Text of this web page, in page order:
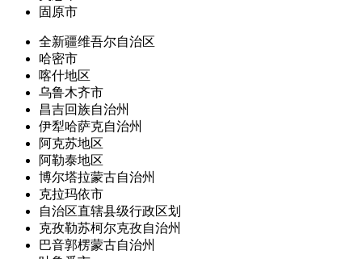
固原市
全新疆维吾尔自治区
哈密市
喀什地区
乌鲁木齐市
昌吉回族自治州
伊犁哈萨克自治州
阿克苏地区
阿勒泰地区
博尔塔拉蒙古自治州
克拉玛依市
自治区直辖县级行政区划
克孜勒苏柯尔克孜自治州
巴音郭楞蒙古自治州